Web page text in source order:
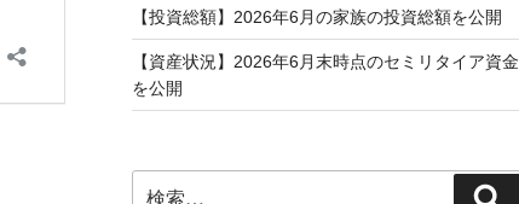
【投資総額】2026年6月の家族の投資総額を公開
【資産状況】2026年6月末時点のセミリタイア資金
を公開